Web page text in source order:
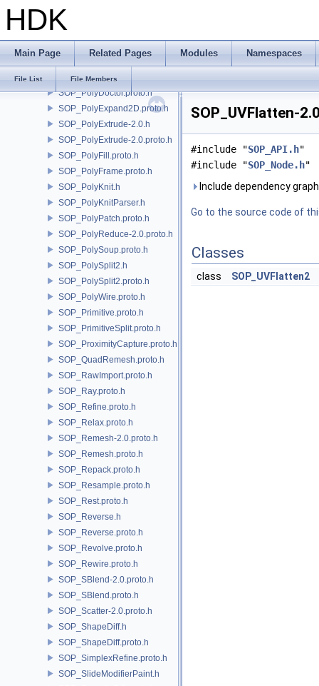
HDK
Main Page Related Pages Modules Namespaces
File List File Members
SOP_PointCloudSurface.proto.h
SOP_PointGenerate.proto.h
SOP_PolyCut.proto.h
SOP_PolyDoctor.proto.h
SOP_PolyExpand2D.proto.h
SOP_PolyExtrude-2.0.h
SOP_PolyExtrude-2.0.proto.h
SOP_PolyFill.proto.h
SOP_PolyFrame.proto.h
SOP_PolyKnit.h
SOP_PolyKnitParser.h
SOP_PolyPatch.proto.h
SOP_PolyReduce-2.0.proto.h
SOP_PolySoup.proto.h
SOP_PolySplit2.h
SOP_PolySplit2.proto.h
SOP_PolyWire.proto.h
SOP_Primitive.proto.h
SOP_PrimitiveSplit.proto.h
SOP_ProximityCapture.proto.h
SOP_QuadRemesh.proto.h
SOP_RawImport.proto.h
SOP_Ray.proto.h
SOP_Refine.proto.h
SOP_Relax.proto.h
SOP_Remesh-2.0.proto.h
SOP_Remesh.proto.h
SOP_Repack.proto.h
SOP_Resample.proto.h
SOP_Rest.proto.h
SOP_Reverse.h
SOP_Reverse.proto.h
SOP_Revolve.proto.h
SOP_Rewire.proto.h
SOP_SBlend-2.0.proto.h
SOP_SBlend.proto.h
SOP_Scatter-2.0.proto.h
SOP_ShapeDiff.h
SOP_ShapeDiff.proto.h
SOP_SimplexRefine.proto.h
SOP_SlideModifierPaint.h
SOP_UVFlatten-
#include "SOP_API.h"
#include "SOP_Node.h"
Include dependency
Go to the source code of
Classes
class SOP_UVFlatten2